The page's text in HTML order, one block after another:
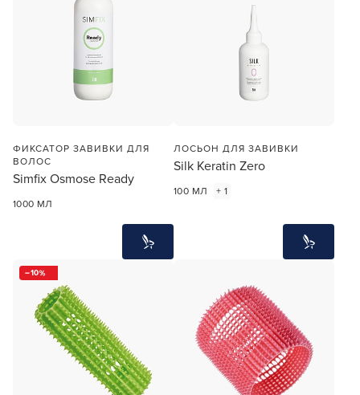
ФИКСАТОР ЗАВИВКИ ДЛЯ
ВОЛОС
Simfix Osmose Ready
1000 МЛ
ЛОСЬОН ДЛЯ ЗАВИВКИ
Silk Keratin Zero
100 МЛ + 1
10